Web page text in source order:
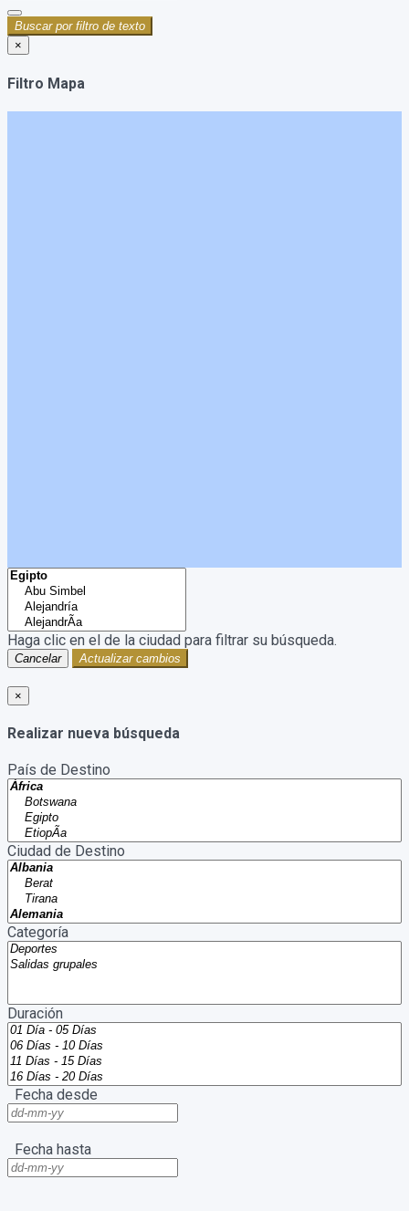
Buscar por filtro de texto
×
Filtro Mapa
Haga clic en el de la ciudad para filtrar su búsqueda.
Cancelar Actualizar cambios
×
Realizar nueva búsqueda
País de Destino
Ciudad de Destino
Categoría
Duración
Fecha desde
Fecha hasta